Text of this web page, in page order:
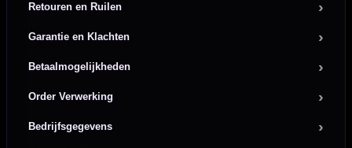
Retouren en Ruilen
Garantie en Klachten
Betaalmogelijkheden
Order Verwerking
Bedrijfsgegevens